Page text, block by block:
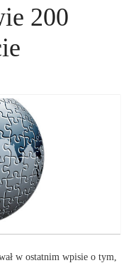
200
w ostatnim wpisie o tym,